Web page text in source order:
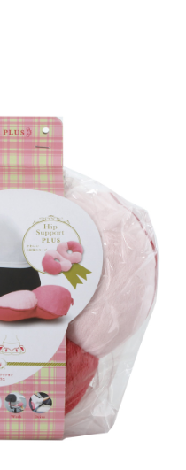
，將跳轉至「AFTEE先享後付」
視為交易完成。
，但若您需要取消訂單，請聯絡
仍視為有效，需透過AFTEE先享
之結帳頁面顯示為準，若有關於
疑問，請聯繫「AFTEE先享後付
support/home
AFTEE先享後付」服務完成之交
，並將交易相關給付款項請求債
網址：
或監護人之同意方可使用
起之損失，本公司不負相關責
別帳號之用戶狀況，依本公司即
足之情形，本公司將視審查結果
費
運費